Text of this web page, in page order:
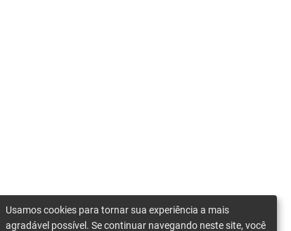
Usamos cookies para tornar sua experiência a mais
agradável possível. Se continuar navegando neste site, você